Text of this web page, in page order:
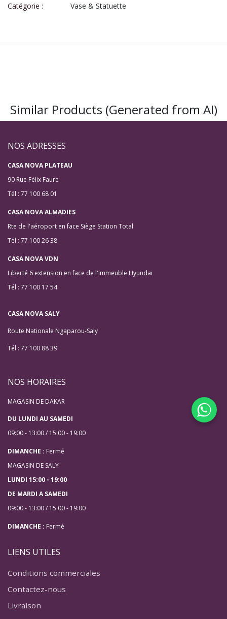
Catégorie : Vase & Statuette
Similar Products (Generated from AI)
NOS ADRESSES
CASA NOVA PLATEAU
90 Rue Félix Faure
Tél : 77 100 68 01
CASA NOVA ALMADIES
Rte de l'aéroport en face Siège Station Total
Tél : 77 100 26 38
CASA NOVA VDN
Liberté 6 extension en face de l'immeuble Hyundai
Tél : 77 100 17 54
CASA NOVA SALY
Route Nationale Ngaparou-Saly
Tél : 77 100 88 39
NOS HORAIRES
MAGASIN DE DAKAR
DU LUNDI AU SAMEDI
09:00 - 13:00 / 15:00 - 19:00
DIMANCHE : Fermé
MAGASIN DE SALY
LUNDI 15:00 - 19:00
DE MARDI A SAMEDI
09:00 - 13:00 / 15:00 - 19:00
DIMANCHE : Fermé
LIENS UTILES
Conditions commerciales
Contactez-nous
Livraison